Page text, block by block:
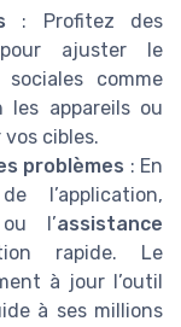
: Profitez des
ajuster le
comme
les appareils ou
cibles.
problèmes : En
l’application,
l’assistance
rapide. Le
à jour l’outil
à ses millions